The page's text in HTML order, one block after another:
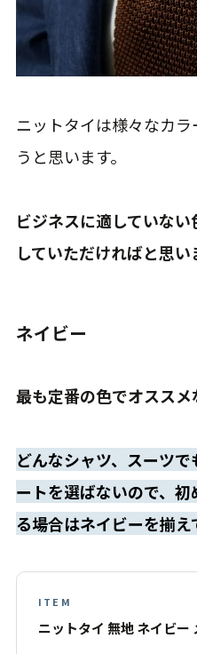
ニットタイは様々なカ
うと思います。
ビジネスに適していな
していただければと思い
ネイビー
最も定番の色でオススメ
どんなシャツ、スーツ
ートを選ばないので、
る場合はネイビーを揃え
ITEM
ニットタイ 無地 ネイビー